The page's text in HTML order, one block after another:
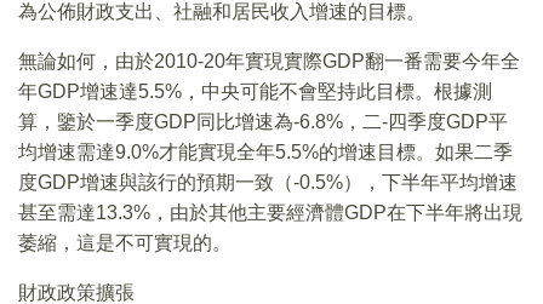
為公佈財政支出、社融和居民收入增速的目標。
無論如何，由於2010-20年實現實際GDP翻一番需要今年全
年GDP增速達5.5%，中央可能不會堅持此目標。根據測
算，鑒於一季度GDP同比增速為-6.8%，二-四季度GDP平
均增速需達9.0%才能實現全年5.5%的增速目標。如果二季
度GDP增速與該行的預期一致（-0.5%），下半年平均增速
甚至需達13.3%，由於其他主要經濟體GDP在下半年將出現
萎縮，這是不可實現的。
財政政策擴張